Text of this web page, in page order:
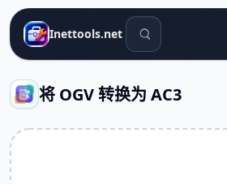
Inettools.net 搜索工具
将 OGV 转换为 AC3